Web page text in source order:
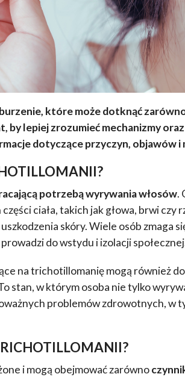
które może dotknąć
by lepiej zrozumieć mechanizmy
dotyczące przyczyn, objawów i
potrzebą wyrywania włosów.
ciała, takich jak głowa, brwi czy
skóry. Wiele osób zmaga
do wstydu i izolacji
na trichotillomanię mogą również
stan, w którym osoba nie tylko
problemów zdrowotnych, w
i mogą obejmować zarówno